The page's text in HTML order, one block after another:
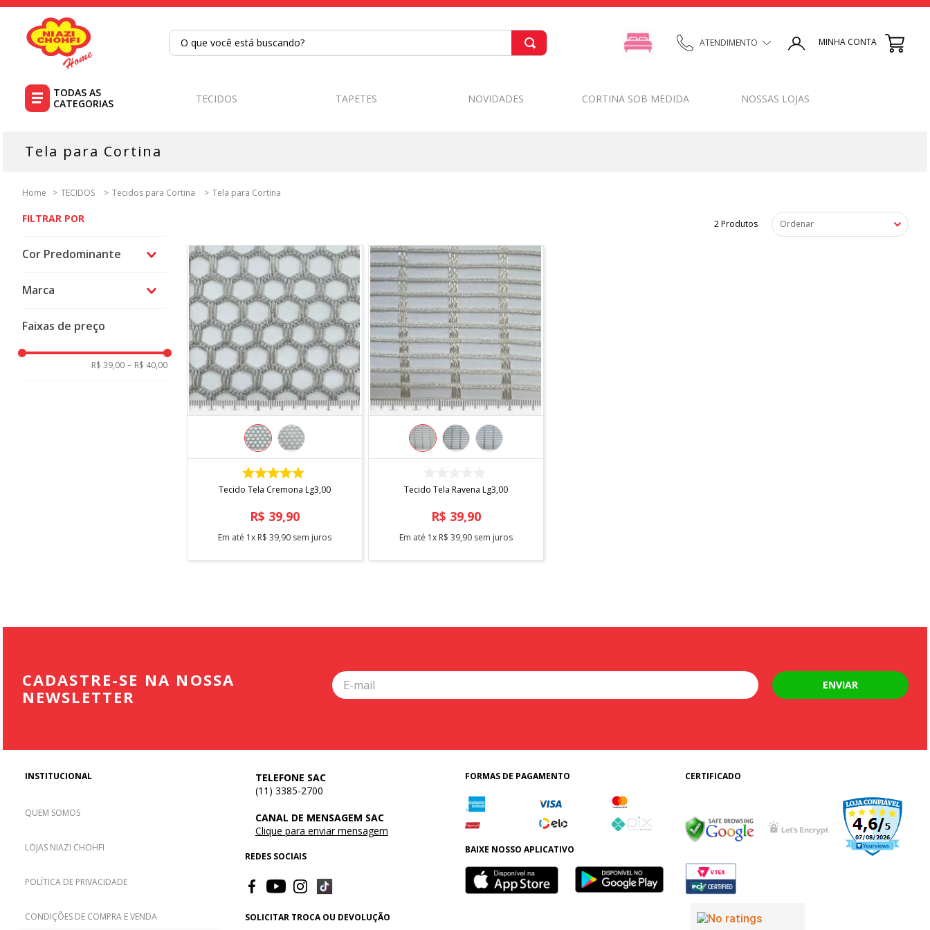
O que você está buscando? ATENDIMENTO MINHA CONTA
TECIDOS TAPETES NOVIDADES CORTINA SOB MEDIDA NOSSAS LOJAS
Tela para Cortina
TECIDOS Tecidos para Cortina Tela para Cortina
Cor Predominante
Marca
Faixas de preço
R$ 39,00 – R$ 40,00
2Produtos Ordenar
COMPRAR
Tecido Tela Cremona Lg3,00
R$ 39,90
Em até 1x R$ 39,90sem juros
Tecido Tela Ravena Lg3,00
R$ 39,90
Em até 1x R$ 39,90sem juros
CADASTRE-SE NA NOSSA
NEWSLETTER
ENVIAR
INSTITUCIONAL
QUEM SOMOS
LOJAS NIAZI CHOHFI
POLÍTICA DE PRIVACIDADE
CONDIÇÕES DE COMPRA E VENDA
TELEFONE SAC
(11) 3385-2700
CANAL DE MENSAGEM SAC
Clique para enviar mensagem
REDES SOCIAIS
SOLICITAR TROCA OU DEVOLUÇÃO
FORMAS DE PAGAMENTO
BAIXE NOSSO APLICATIVO
CERTIFICADO
5
tecido percal
º
tricoline digital
º
tecido oxford
10º toalha mesa